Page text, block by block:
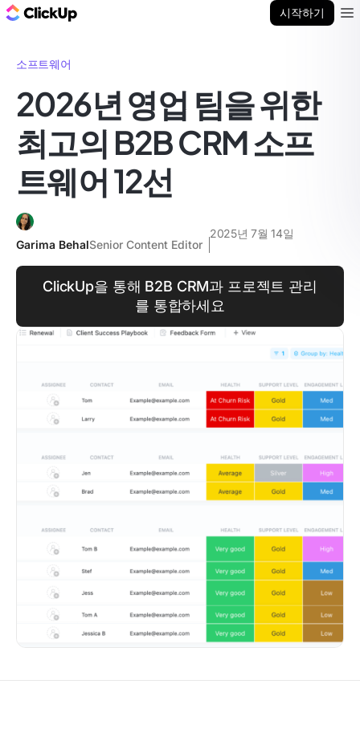
시작하기
소프트웨어
2026년 영업 팀을 위한
최고의 B2B CRM 소프
트웨어 12선
Garima BehalSenior Content Editor
2025년 7월 14일
ClickUp을 통해 B2B CRM과 프로젝트 관리
를 통합하세요